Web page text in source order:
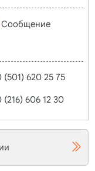
Сообщение
(501) 620 25 75
(216) 606 12 30